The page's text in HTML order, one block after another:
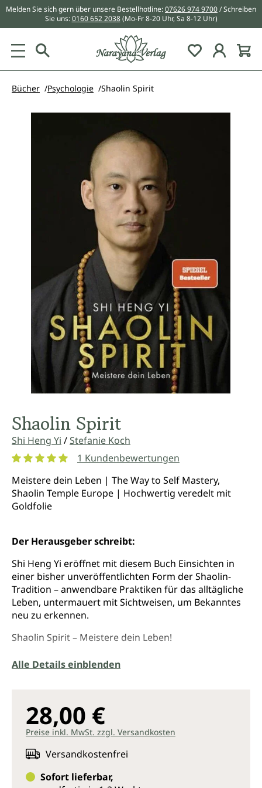
springen
Melden Sie sich gern über unsere Bestellhotline:07626 974 9700/ Schreiben
Sie uns:0160 652 2038 (Mo-Fr 8-20 Uhr, Sa 8-12 Uhr)
Du hast 0
Bücher Psychologie Shaolin Spirit
Shaolin Spirit
Shi Heng Yi /Stefanie Koch
1 Kundenbewertungen
Meistere dein Leben | The Way to Self Mastery,
Shaolin Temple Europe | Hochwertig veredelt mit
Goldfolie
Der Herausgeber schreibt:
Shi Heng Yi eröffnet mit diesem Buch Einsichten in
einer bisher unveröffentlichten Form der Shaolin-
Tradition – anwendbare Praktiken für das alltägliche
Leben, untermauert mit Sichtweisen, um Bekanntes
neu zu erkennen.
Shaolin Spirit – Meistere dein Leben!
Wünschst du dir mehr Disziplin, Willensstärke, Mut,
Ausdauer und tief empfundene Loyalität? Shi Heng Yi
du stärker wirst.
Das Geheimnis der inneren Stärke basiert auf den
Tugenden der Shaolin. Diese schrittweise in deinem
Leben zu kultivieren, ist in Wahrheit so simpel, dass
jeder Shi Heng Yis Lehre folgen kann. Lerne deinen
Körper kennen und ergründe ihn – bereichere dein
Alle Details einblenden
28,00 €
Preise inkl. MwSt. zzgl. Versandkosten
Versandkostenfrei
Sofort lieferbar,